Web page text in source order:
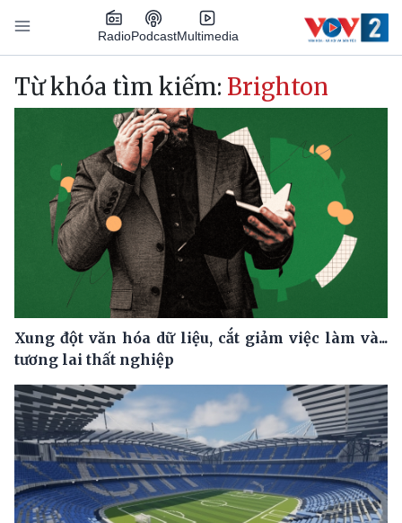
Nhảy đến nội dung
RadioPodcastMultimedia
Main navigation
Từ khóa tìm kiếm: Brighton
Xung đột văn hóa dữ liệu, cắt giảm việc làm và...
tương lai thất nghiệp